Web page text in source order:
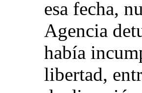
esa fecha,
Agencia
había
libertad,